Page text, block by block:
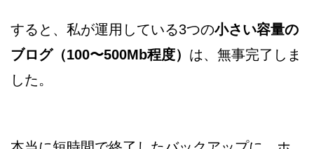
すると、私が運用している3つの小さい容量の
ブログ（100〜500Mb程度） は、無事完了しま
した。